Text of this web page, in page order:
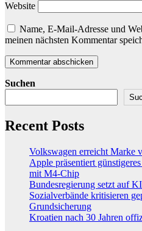
Website
Name, E-Mail-Adresse und
meinen nächsten Kommentar
Suchen
Recent Posts
Volkswagen erreicht Marke
Apple präsentiert
mit M4-Chip
Bundesregierung setzt auf
Sozialverbände kritisieren
Grundsicherung
Kroatien nach 30 Jahren